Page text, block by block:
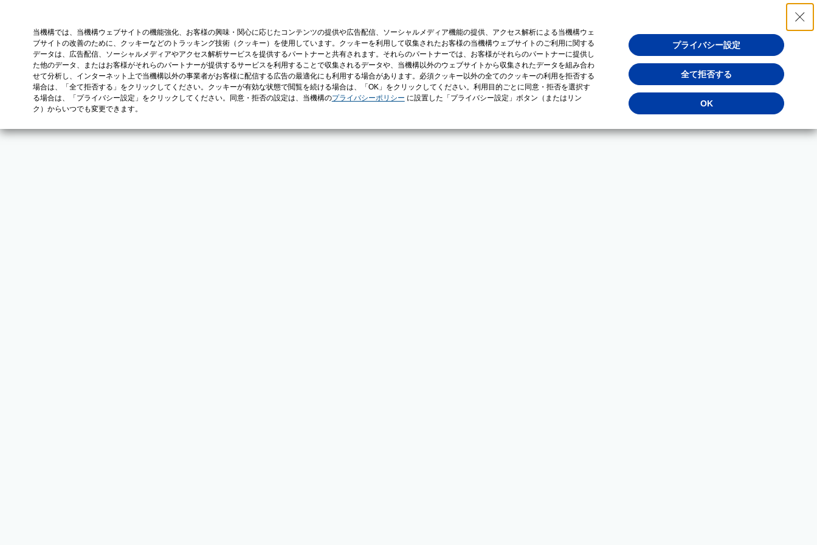
当機構では、当機構ウェブサイトの機能強化、お客様の興味・関心に応じたコンテンツの提供や広告配信、ソーシャルメディア機能の提供、アクセス解析による当機構ウェ
ブサイトの改善のために、クッキーなどのトラッキング技術（クッキー）を使用しています。クッキーを利用して収集されたお客様の当機構ウェブサイトのご利用に関する
データは、広告配信、ソーシャルメディアやアクセス解析サービスを提供するパートナーと共有されます。それらのパートナーでは、お客様がそれらのパートナーに提供し
た他のデータ、またはお客様がそれらのパートナーが提供するサービスを利用することで収集されるデータや、当機構以外のウェブサイトから収集されたデータを組み合わ
せて分析し、インターネット上で当機構以外の事業者がお客様に配信する広告の最適化にも利用する場合があります。必須クッキー以外の全てのクッキーの利用を拒否する
場合は、「全て拒否する」をクリックしてください。クッキーが有効な状態で閲覧を続ける場合は、「OK」をクリックしてください。利用目的ごとに同意・拒否を選択す
る場合は、「プライバシー設定」をクリックしてください。同意・拒否の設定は、当機構のプライバシーポリシー に設置した「プライバシー設定」ボタン（またはリン
ク）からいつでも変更できます。
プライバシー設定
全て拒否する
OK